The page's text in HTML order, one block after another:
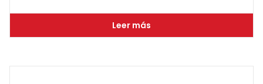
Leer más